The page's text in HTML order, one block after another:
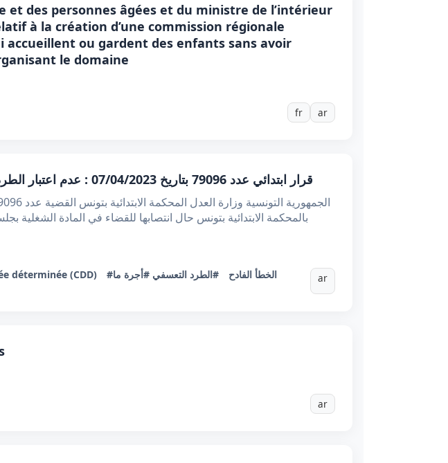
des personnes âgées et du ministre de l’intérieur
à la création d’une commission régionale
accueillent ou gardent des enfants sans avoir
le domaine
fr ar
قرار ابتدائي عدد 79096 بتاريخ 07/04/2023 : عدم اعتبار الطرد في عقد الشغل محدد المدة مبررا بخطأ فادح إلا بثبوته ببينة متلقاة قضائيا
déterminée (CDD) #الخطأ الفادح #الطرد التعسفي #أجرة ما
ar
ar